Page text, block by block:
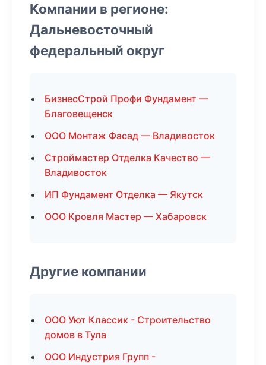
Компании в регионе:
Дальневосточный
федеральный округ
БизнесСтрой Профи Фундамент —
Благовещенск
ООО Монтаж Фасад — Владивосток
Строймастер Отделка Качество —
Владивосток
ИП Фундамент Отделка — Якутск
ООО Кровля Мастер — Хабаровск
Другие компании
ООО Уют Классик - Строительство
домов в Тула
ООО Индустрия Групп -